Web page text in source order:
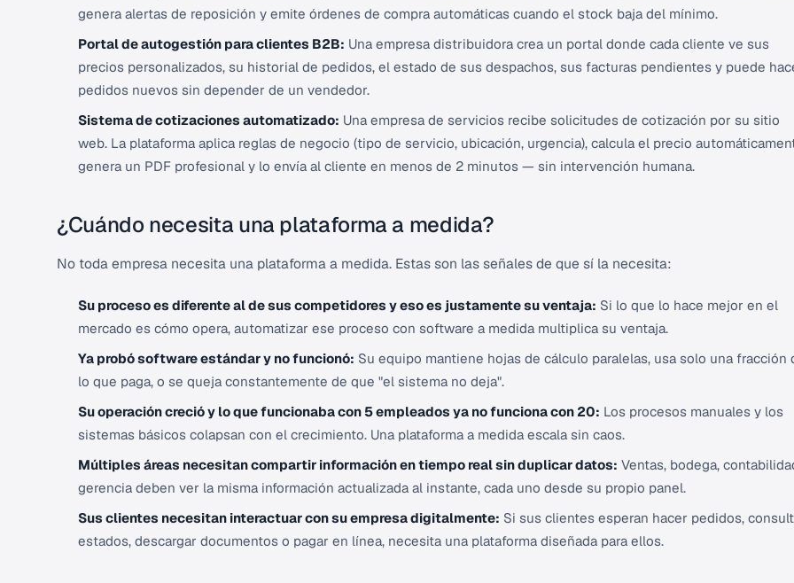
genera alertas de reposición y emite órdenes de compra automáticas cuando el stock baja del mínimo.
Portal de autogestión para clientes B2B: Una empresa distribuidora crea un portal donde cada cliente ve sus
precios personalizados, su historial de pedidos, el estado de sus despachos, sus facturas pendientes y puede
pedidos nuevos sin depender de un vendedor.
Sistema de cotizaciones automatizado: Una empresa de servicios recibe solicitudes de cotización por su sitio
web. La plataforma aplica reglas de negocio (tipo de servicio, ubicación, urgencia), calcula el precio
genera un PDF profesional y lo envía al cliente en menos de 2 minutos — sin intervención humana.
¿Cuándo necesita una plataforma a medida?
No toda empresa necesita una plataforma a medida. Estas son las señales de que sí la necesita:
Su proceso es diferente al de sus competidores y eso es justamente su ventaja: Si lo que lo hace mejor en el
mercado es cómo opera, automatizar ese proceso con software a medida multiplica su ventaja.
Ya probó software estándar y no funcionó: Su equipo mantiene hojas de cálculo paralelas, usa solo una fracción
lo que paga, o se queja constantemente de que "el sistema no deja".
Su operación creció y lo que funcionaba con 5 empleados ya no funciona con 20: Los procesos manuales y los
sistemas básicos colapsan con el crecimiento. Una plataforma a medida escala sin caos.
Múltiples áreas necesitan compartir información en tiempo real sin duplicar datos: Ventas, bodega,
gerencia deben ver la misma información actualizada al instante, cada uno desde su propio panel.
Sus clientes necesitan interactuar con su empresa digitalmente: Si sus clientes esperan hacer pedidos,
estados, descargar documentos o pagar en línea, necesita una plataforma diseñada para ellos.